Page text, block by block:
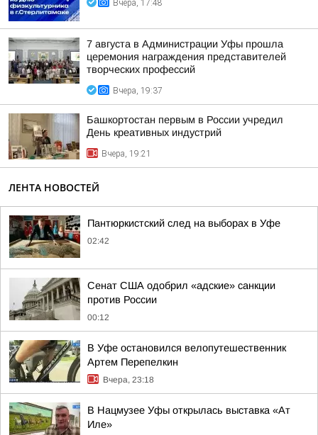
Вчера, 17:48
7 августа в Администрации Уфы прошла
церемония награждения представителей
творческих профессий
Вчера, 19:37
Башкортостан первым в России учредил
День креативных индустрий
Вчера, 19:21
ЛЕНТА НОВОСТЕЙ
Пантюркистский след на выборах в Уфе
02:42
Сенат США одобрил «адские» санкции
против России
00:12
В Уфе остановился велопутешественник
Артем Перепелкин
Вчера, 23:18
В Нацмузее Уфы открылась выставка «Ат
Иле»